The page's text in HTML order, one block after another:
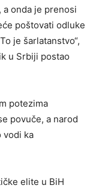
onda je prenosi
poštovati odluke
je šarlatanstvo“,
u Srbiji postao
potezima
povuče, a narod
vodi ka
elite u BiH